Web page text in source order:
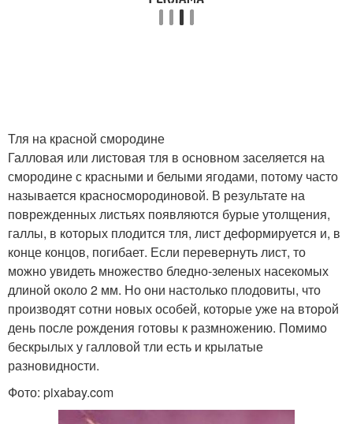
Тля на красной смородине
Галловая или листовая тля в основном заселяется на
смородине с красными и белыми ягодами, потому часто
называется красносмородиновой. В результате на
поврежденных листьях появляются бурые утолщения,
галлы, в которых плодится тля, лист деформируется и, в
конце концов, погибает. Если перевернуть лист, то
можно увидеть множество бледно-зеленых насекомых
длиной около 2 мм. Но они настолько плодовиты, что
производят сотни новых особей, которые уже на второй
день после рождения готовы к размножению. Помимо
бескрылых у галловой тли есть и крылатые
разновидности.
Фото: pixabay.com